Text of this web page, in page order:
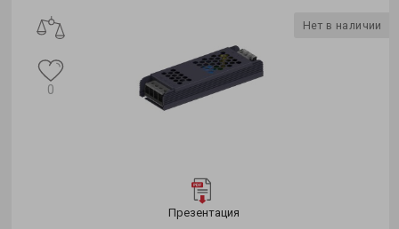
Нет в наличии
Презентация
0